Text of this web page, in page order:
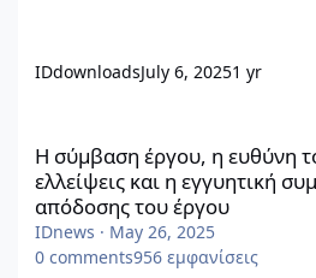
IDdownloadsJuly 6, 20251 yr
Η σύμβαση έργου, η ευθύνη
ελλείψεις και η εγγυητική
απόδοσης του έργου
IDnews · May 26, 2025
0 comments956 εμφανίσεις